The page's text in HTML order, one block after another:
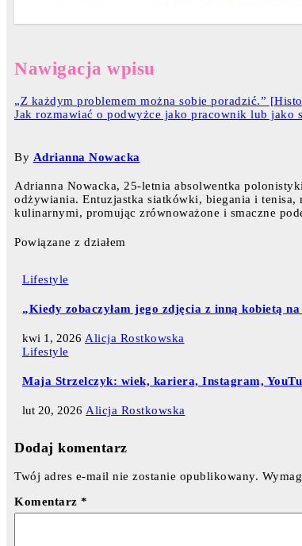
Nawigacja wpisu
„Z każdym problemem można sobie poradzić.”
Jak rozmawiać o podwyżce jako pracownik lub jako
By Adrianna Nowacka
Adrianna Nowacka, 25-letnia absolwentka
odżywiania. Entuzjastka siatkówki, biegania i
kulinarnymi, promując zrównoważone i smaczne
Powiązane z działem
Lifestyle
„Kiedy zobaczyłam jego zdjęcia z inną kobietą
kwi 1, 2026 Alicja Rostkowska
Lifestyle
Maja Strzelczyk: wiek, kariera, Instagram,
lut 20, 2026 Alicja Rostkowska
Dodaj komentarz
Twój adres e-mail nie zostanie opublikowany.
Komentarz *